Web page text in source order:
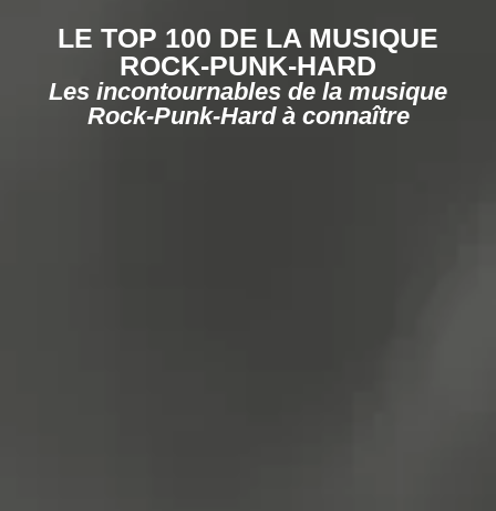
LE TOP 100 DE LA MUSIQUE
ROCK-PUNK-HARD
Les incontournables de la musique
Rock-Punk-Hard à connaître